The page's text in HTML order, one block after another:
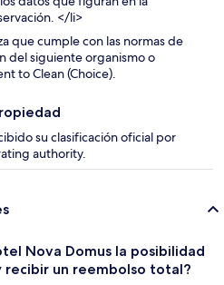
</li>
que cumple con las normas de
del siguiente organismo o
to Clean (Choice).
su clasificación oficial por
authority.
Nova Domus la posibilidad
recibir un reembolso total?